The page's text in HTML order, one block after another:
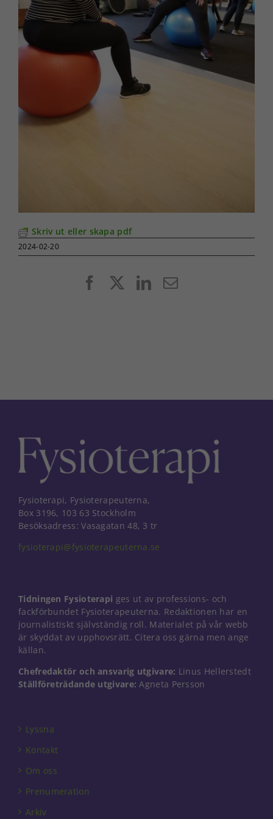
Skriv ut eller skapa pdf
2024-02-20
FacebookLinkedIn
E-
Fysioterapi, Fysioterapeuterna,
Box 3196, 103 63 Stockholm
Besöksadress: Vasagatan 48, 3 tr
fysioterapi@fysioterapeuterna.se
Tidningen Fysioterapi ges ut av professions- och
fackförbundet Fysioterapeuterna. Redaktionen har en
journalistiskt självständig roll. Materialet på vår webb
är skyddat av upphovsrätt. Citera oss gärna men ange
källan.
Chefredaktör och ansvarig utgivare: Linus Hellerstedt
Ställföreträdande utgivare: Agneta Persson
Lyssna
Kontakt
Om oss
Prenumeration
Arkiv
Dessa kakor
går inte att
välja bort. De
behövs för
att hemsidan
taget ska
fungera.